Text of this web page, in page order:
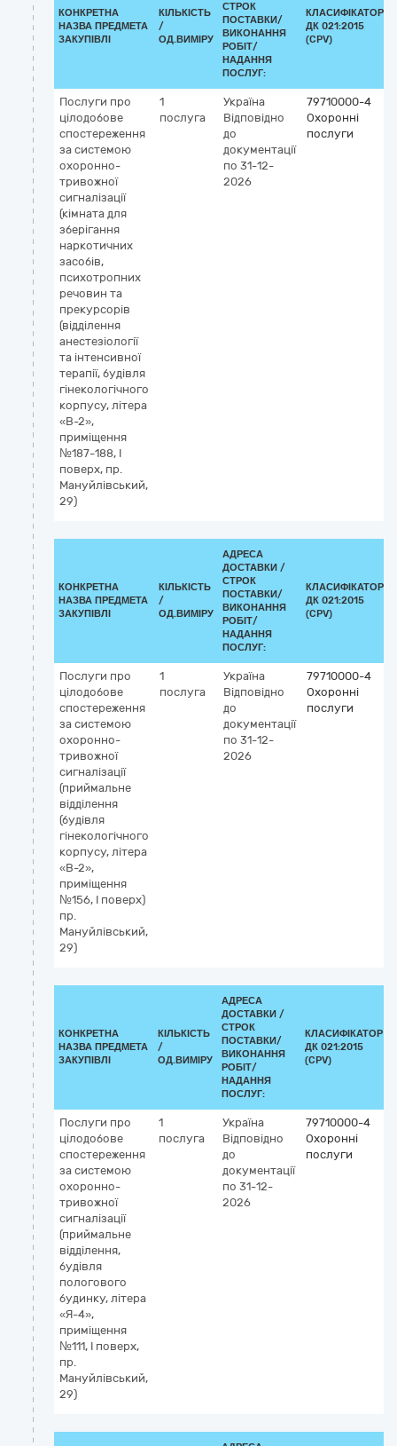
КОНКРЕТНА
НАЗВА ПРЕДМЕТА
ЗАКУПІВЛІ
КІЛЬКІСТЬ
/
ОД.ВИМІРУ
СТРОК
ПОСТАВКИ/
ВИКОНАННЯ
РОБІТ/
НАДАННЯ
ПОСЛУГ:
КЛАСИФІКАТОР
ДК 021:2015
(CPV)
Послуги про
цілодобове
спостереження
за системою
охоронно-
тривожної
сигналізації
(кімната для
зберігання
наркотичних
засобів,
психотропних
речовин та
прекурсорів
(відділення
анестезіології
та інтенсивної
терапії, будівля
гінекологічного
корпусу, літера
«В-2»,
приміщення
№187-188, І
поверх, пр.
Мануйлівський,
29)
1
послуга
Україна
Відповідно
до
документації
по 31-12-
2026
79710000-4
Охоронні
послуги
КОНКРЕТНА
НАЗВА ПРЕДМЕТА
ЗАКУПІВЛІ
КІЛЬКІСТЬ
/
ОД.ВИМІРУ
АДРЕСА
ДОСТАВКИ /
СТРОК
ПОСТАВКИ/
ВИКОНАННЯ
РОБІТ/
НАДАННЯ
ПОСЛУГ:
КЛАСИФІКАТОР
ДК 021:2015
(CPV)
Послуги про
цілодобове
спостереження
за системою
охоронно-
тривожної
сигналізації
(приймальне
відділення
(будівля
гінекологічного
корпусу, літера
«В-2»,
приміщення
№156, І поверх)
пр.
Мануйлівський,
29)
1
послуга
Україна
Відповідно
до
документації
по 31-12-
2026
79710000-4
Охоронні
послуги
КОНКРЕТНА
НАЗВА ПРЕДМЕТА
ЗАКУПІВЛІ
КІЛЬКІСТЬ
/
ОД.ВИМІРУ
АДРЕСА
ДОСТАВКИ /
СТРОК
ПОСТАВКИ/
ВИКОНАННЯ
РОБІТ/
НАДАННЯ
ПОСЛУГ:
КЛАСИФІКАТОР
ДК 021:2015
(CPV)
Послуги про
цілодобове
спостереження
за системою
охоронно-
тривожної
сигналізації
(приймальне
відділення,
будівля
пологового
будинку, літера
«Я-4»,
приміщення
№111, І поверх,
пр.
Мануйлівський,
29)
1
послуга
Україна
Відповідно
до
документації
по 31-12-
2026
79710000-4
Охоронні
послуги